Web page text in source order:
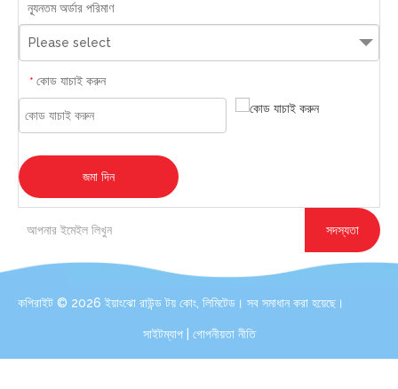
ন্যূনতম অর্ডার পরিমাণ
Please select
* কোড যাচাই করুন
জমা দিন
সদস্যতা
কপিরাইট © 2026 ইয়াংঝো রাউন্ড টয় কোং, লিমিটেড। সব সমাধান করা হয়েছে।
সাইটম্যাপ| গোপনীয়তা নীতি